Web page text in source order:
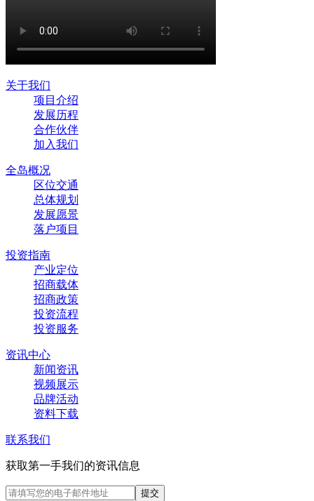
关于我们
项目介绍
发展历程
合作伙伴
加入我们
全岛概况
区位交通
总体规划
发展愿景
落户项目
投资指南
产业定位
招商载体
招商政策
投资流程
投资服务
资讯中心
新闻资讯
视频展示
品牌活动
资料下载
联系我们
获取第一手我们的资讯信息